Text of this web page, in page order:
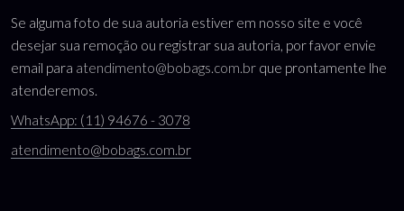
Se alguma foto de sua autoria estiver em nosso site e você
desejar sua remoção ou registrar sua autoria, por favor envie
email para atendimento@bobags.com.br que prontamente lhe
atenderemos.
WhatsApp: (11) 94676 - 3078
atendimento@bobags.com.br